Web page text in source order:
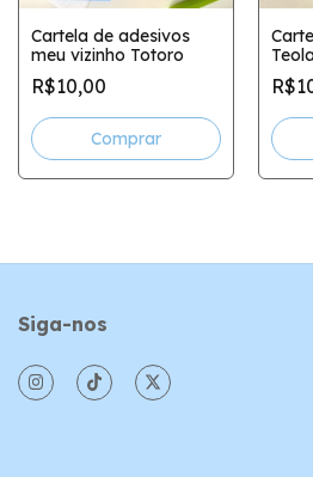
Cartela de adesivos
meu vizinho Totoro
R$10,00
Siga-nos